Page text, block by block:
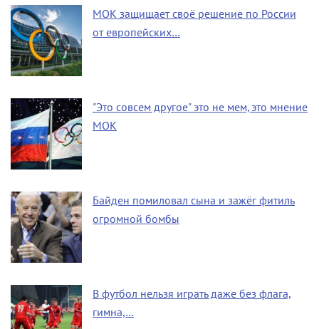
МОК защищает своё решение по России
от европейских…
"Это совсем другое" это не мем, это мнение
МОК
Байден помиловал сына и зажёг фитиль
огромной бомбы
В футбол нельзя играть даже без флага,
гимна,…